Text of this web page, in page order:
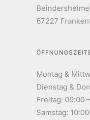
67227
Montag &
Dienstag &
Freitag: 09:00
Samstag: